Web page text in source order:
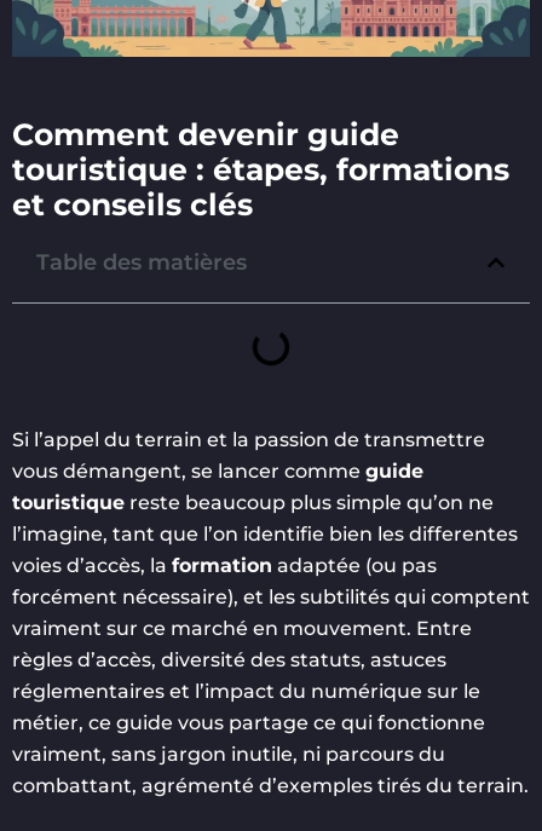
Comment devenir guide
touristique : étapes, formations
et conseils clés
Table des matières
Si l’appel du terrain et la passion de transmettre
vous démangent, se lancer comme guide
touristique reste beaucoup plus simple qu’on ne
l’imagine, tant que l’on identifie bien les differentes
voies d’accès, la formation adaptée (ou pas
forcément nécessaire), et les subtilités qui comptent
vraiment sur ce marché en mouvement. Entre
règles d’accès, diversité des statuts, astuces
réglementaires et l’impact du numérique sur le
métier, ce guide vous partage ce qui fonctionne
vraiment, sans jargon inutile, ni parcours du
combattant, agrémenté d’exemples tirés du terrain.